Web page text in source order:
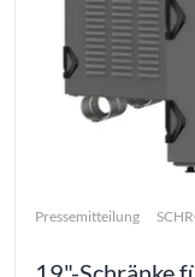
Pressemitteilung